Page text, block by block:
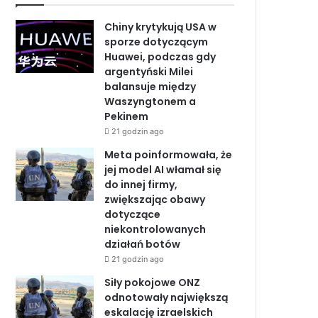
b
o
o
e
d
n
u
b
e
Chiny krytykują USA w
sporze dotyczącym
Huawei, podczas gdy
argentyński Milei
balansuje między
Waszyngtonem a
Pekinem
21 godzin ago
Meta poinformowała, że
jej model AI włamał się
do innej firmy,
zwiększając obawy
dotyczące
niekontrolowanych
działań botów
21 godzin ago
Siły pokojowe ONZ
odnotowały największą
eskalację izraelskich